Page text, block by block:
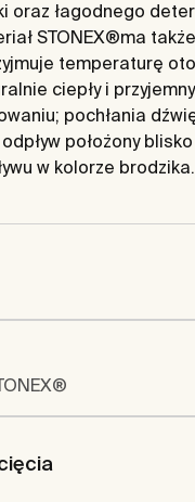
oraz łagodnego
STONEX®ma
temperaturę
ciepły i
pochłania
położony
w kolorze brodzika.